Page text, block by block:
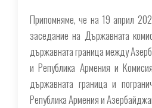
Припомняме, че на 19 април
заседание на Държавната
държавната граница между
и Република Армения и
държавната граница и
Република Армения и